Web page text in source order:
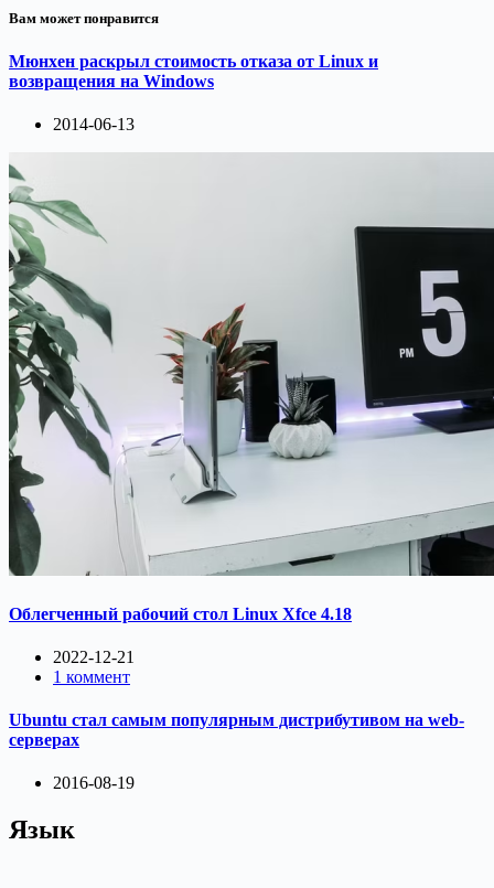
Вам может понравится
Мюнхен раскрыл стоимость отказа от Linux и
возвращения на Windows
2014-06-13
Облегченный рабочий стол Linux Xfce 4.18
2022-12-21
1 коммент
Ubuntu стал самым популярным дистрибутивом на web-
серверах
2016-08-19
Язык